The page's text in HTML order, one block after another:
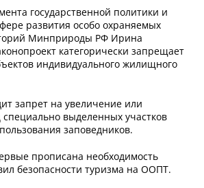
государственной политики и
развития особо охраняемых
Минприроды РФ Ирина
категорически запрещает
индивидуального жилищного
запрет на увеличение или
выделенных участков
заповедников.
прописана необходимость
безопасности туризма на ООПТ.